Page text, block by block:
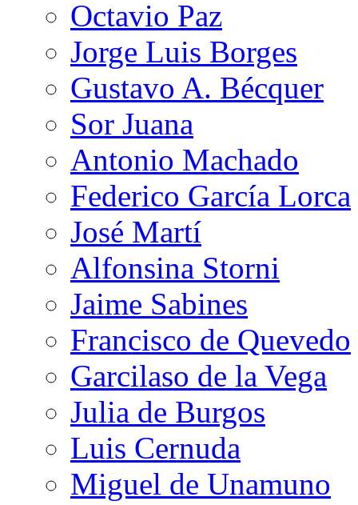
Octavio Paz
Jorge Luis Borges
Gustavo A. Bécquer
Sor Juana
Antonio Machado
Federico García Lorca
José Martí
Alfonsina Storni
Jaime Sabines
Francisco de Quevedo
Garcilaso de la Vega
Julia de Burgos
Luis Cernuda
Miguel de Unamuno